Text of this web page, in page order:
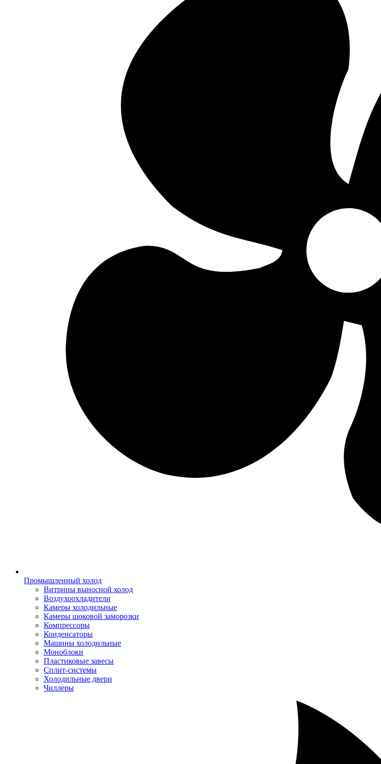
Промышленный холод
Витрины выносной холод
Воздухоохладители
Камеры холодильные
Камеры шоковой заморозки
Компрессоры
Конденсаторы
Машины холодильные
Моноблоки
Пластиковые завесы
Сплит-системы
Холодильные двери
Чиллеры